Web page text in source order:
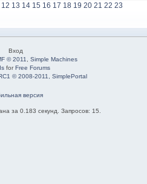
12 13 14 15 16 17 18 19 20 21 22 23
Вход
© 2011 ,Simple Machines
forFree Forums
© 2008-2011, SimplePortal
версия
за 0.183 секунд. Запросов: 15.